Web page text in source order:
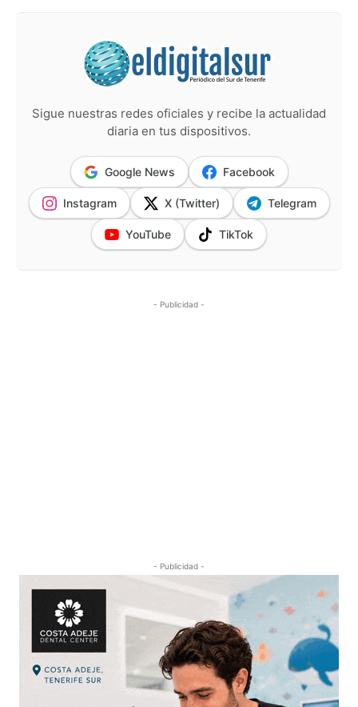
Sigue nuestras redes oficiales y recibe la actualidad
diaria en tus dispositivos.
Google News Facebook
Instagram X (Twitter) Telegram
YouTube TikTok
- Publicidad -
- Publicidad -